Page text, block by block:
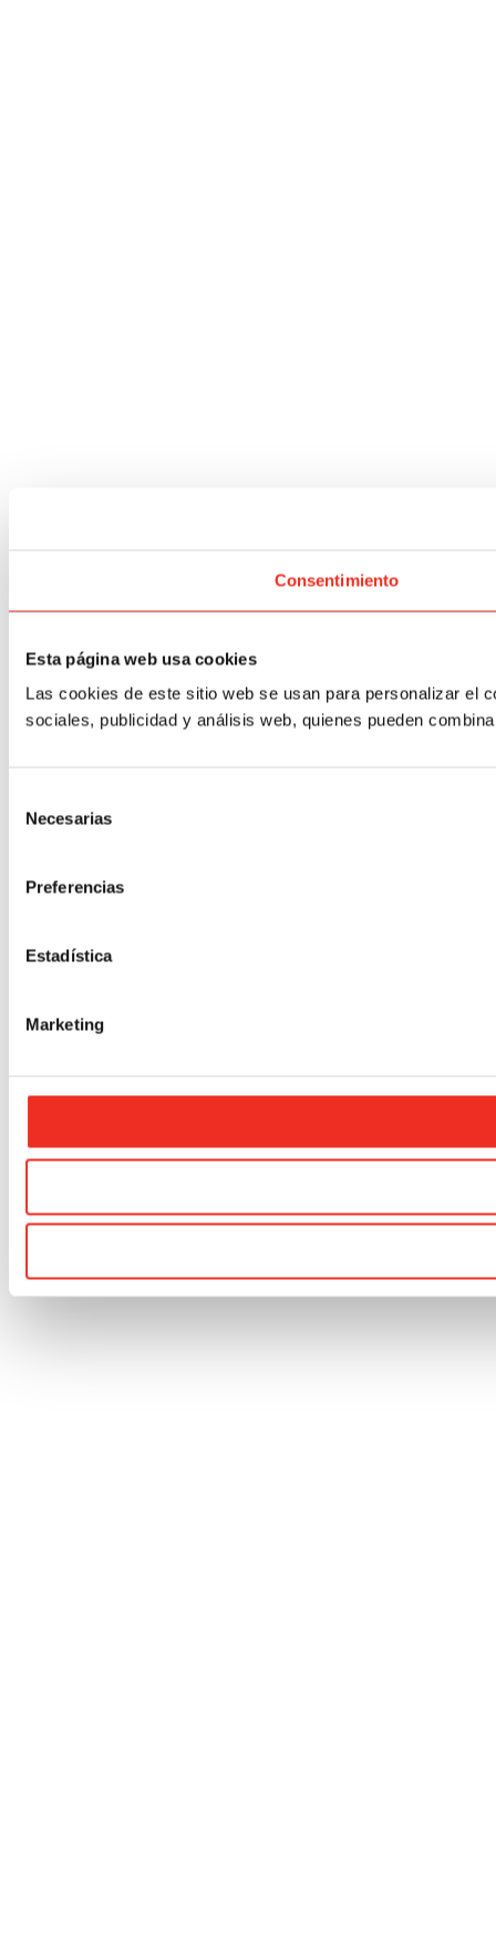
Consentimiento
Esta página web usa cookies
Las cookies de este sitio web se usan para personalizar el
sociales, publicidad y análisis web, quienes pueden
Necesarias
Preferencias
Estadística
Marketing